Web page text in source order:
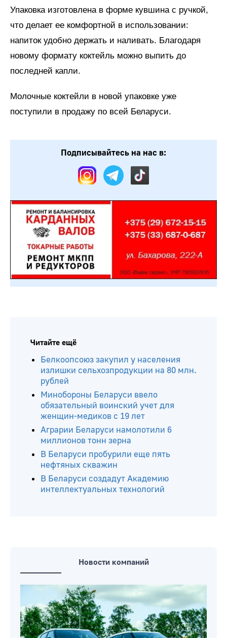
Упаковка изготовлена в форме кувшина с ручкой,
что делает ее комфортной в использовании:
напиток удобно держать и наливать. Благодаря
новому формату коктейль можно выпить до
последней капли.
Молочные коктейли в новой упаковке уже
поступили в продажу по всей Беларуси.
Подписывайтесь на нас в:
Читайте ещё
Белкоопсоюз закупил у населения
излишки сельхозпродукции на 80 млн.
рублей
Минобороны Беларуси ввело
обязательный воинский учет для
женщин-медиков с 19 лет
Аграрии Беларуси намолотили 6
миллионов тонн зерна
В Беларуси пробурили еще пять
нефтяных скважин
В Беларуси создадут Академию
интеллектуальных технологий
Новости компаний